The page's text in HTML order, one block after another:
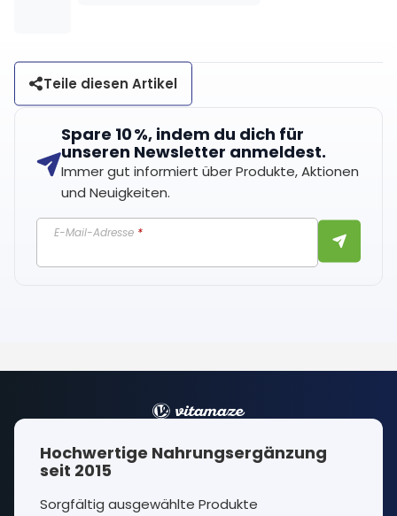
Teile diesen Artikel
Spare 10 %, indem du dich für
unseren Newsletter anmeldest.
Immer gut informiert über Produkte, Aktionen
und Neuigkeiten.
E-Mail-Adresse *
Hochwertige Nahrungsergänzung
seit 2015
Sorgfältig ausgewählte Produkte